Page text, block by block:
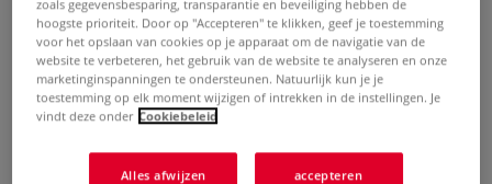
zoals gegevensbesparing, transparantie en beveiliging hebben de
hoogste prioriteit. Door op "Accepteren" te klikken, geef je toestemming
voor het opslaan van cookies op je apparaat om de navigatie van de
website te verbeteren, het gebruik van de website te analyseren en onze
marketinginspanningen te ondersteunen. Natuurlijk kun je je
toestemming op elk moment wijzigen of intrekken in de instellingen. Je
vindt deze onder Cookiebeleid
Alles afwijzen accepteren